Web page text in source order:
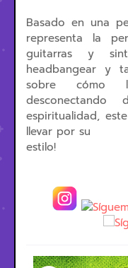
Basado en una
representa la
guitarras y
headbangear y
sobre cómo
espiritualidad,
llevar por su
estilo!